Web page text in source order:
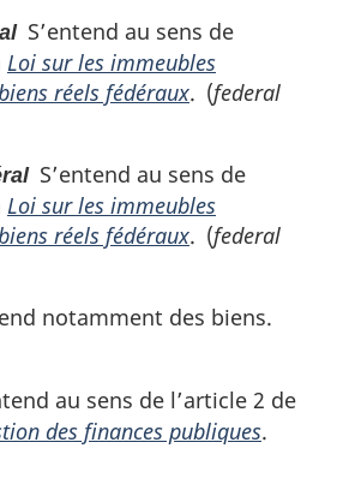
S’entend au sens de
Loi sur les immeubles
réels fédéraux. (federal
S’entend au sens de
Loi sur les immeubles
réels fédéraux. (federal
notamment des biens.
au sens de l’article 2 de
des finances publiques.